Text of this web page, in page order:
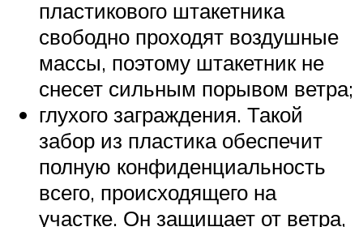
пластикового штакетника
свободно проходят воздушные
массы, поэтому штакетник не
снесет сильным порывом ветра;
глухого заграждения. Такой
забор из пластика обеспечит
полную конфиденциальность
всего, происходящего на
участке. Он защищает от ветра,